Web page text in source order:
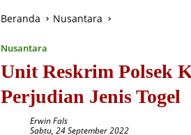
Beranda Nusantara
Nusantara
Unit Reskrim Polsek
Perjudian Jenis Togel
Erwin Fals
Sabtu, 24 September 2022